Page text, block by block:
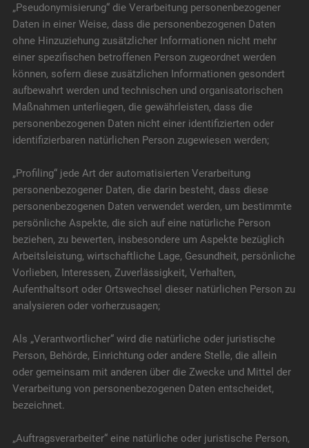
„Pseudonymisierung“ die Verarbeitung personenbezogener
Daten in einer Weise, dass die personenbezogenen Daten
ohne Hinzuziehung zusätzlicher Informationen nicht mehr
einer spezifischen betroffenen Person zugeordnet werden
können, sofern diese zusätzlichen Informationen gesondert
aufbewahrt werden und technischen und organisatorischen
Maßnahmen unterliegen, die gewährleisten, dass die
personenbezogenen Daten nicht einer identifizierten oder
identifizierbaren natürlichen Person zugewiesen werden;
„Profiling“ jede Art der automatisierten Verarbeitung
personenbezogener Daten, die darin besteht, dass diese
personenbezogenen Daten verwendet werden, um bestimmte
persönliche Aspekte, die sich auf eine natürliche Person
beziehen, zu bewerten, insbesondere um Aspekte bezüglich
Arbeitsleistung, wirtschaftliche Lage, Gesundheit, persönliche
Vorlieben, Interessen, Zuverlässigkeit, Verhalten,
Aufenthaltsort oder Ortswechsel dieser natürlichen Person zu
analysieren oder vorherzusagen;
Als „Verantwortlicher“ wird die natürliche oder juristische
Person, Behörde, Einrichtung oder andere Stelle, die allein
oder gemeinsam mit anderen über die Zwecke und Mittel der
Verarbeitung von personenbezogenen Daten entscheidet,
bezeichnet.
„Auftragsverarbeiter“ eine natürliche oder juristische Person,